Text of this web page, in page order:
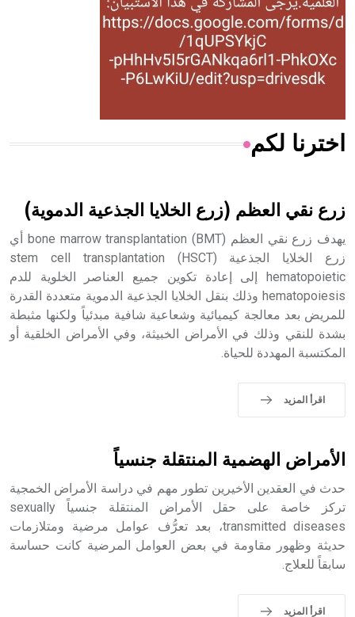
- هل تعلم أن المرجان إفراز حيواني يتكون في البحر ويتركب
من مادة كربونات الكلسيوم، وهو أحمر أو شديد الحمرة وهو
أجود أنواعه، ويمتاز بكبر الحجم ويسمى الش
هل تعلم أن الأبسيد كلمة فرنسية اللفظ تم اعتمادها مصطلحاً
- هل تعلم أن أبجر Abgar اسم معروف جيداً يعود إلى عدد من
الملوك الذين حكموا مدينة إديسا (الرها) من أبجر الأول وحتى
التاسع، وهم ينتسبون إلى أسرة أوسروين
اخترنا لكم
زرع نقي العظم (زرع الخلايا الجذعية الدموية)
يهدف زرع نقي العظم bone marrow transplantation (BMT) أي
زرع الخلايا الجذعية stem cell transplantation (HSCT)
hematopoietic إلى إعادة تكوين جميع العناصر الخلوية للدم
hematopoiesis وذلك بنقل الخلايا الجذعية الدموية متعددة القدرة
للمريض بعد معالجة كيميائية وشعاعية شافية مبدئياً ولكنها مثبطة
بشدة للنقي وذلك في الأمراض الخبيثة، وفي الأمراض الخلقية أو
المكتسبة المهددة للحياة.
اقرأ المزيد
الأمراض الهضمية المنتقلة جنسياً
حدث في العقدين الأخيرين تطور مهم في دراسة الأمراض الخمجية
تركز خاصة على حقل الأمراض المنتقلة جنسياً sexually
transmitted diseases، بعد تعرُّف عوامل مرضية ومتلازمات
حديثة وظهور مقاومة في بعض العوامل المرضية كانت حساسة
سابقاً للعلاج.
اقرأ المزيد